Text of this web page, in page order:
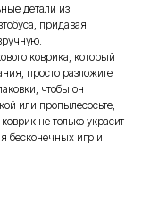
детали из
придавая
коврика, который
просто разложите
чтобы он
или пропылесосьте,
не только украсит
бесконечных игр и